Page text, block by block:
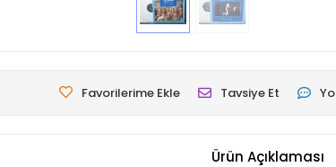
Favorilerime Ekle Tavsiye Et
Ürün Açıklaması